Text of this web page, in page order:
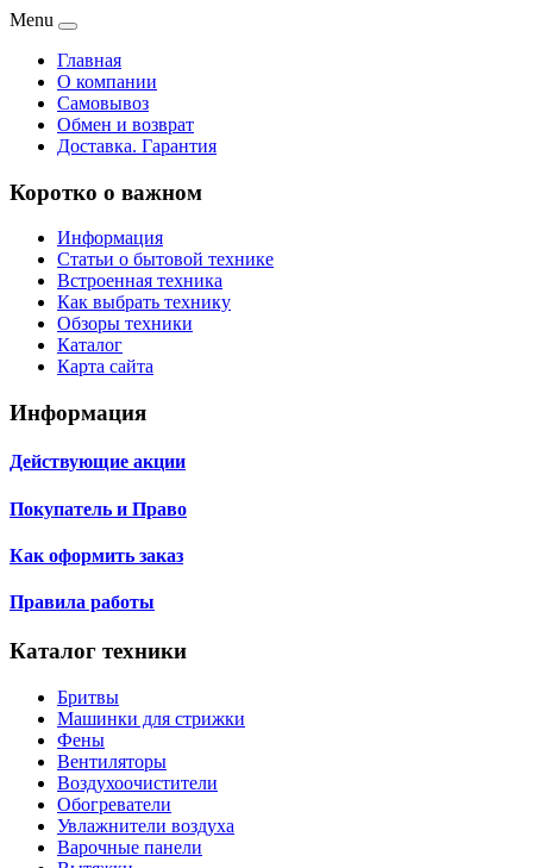
Menu
Главная
О компании
Самовывоз
Обмен и возврат
Доставка. Гарантия
Коротко о важном
Информация
Статьи о бытовой технике
Встроенная техника
Как выбрать технику
Обзоры техники
Каталог
Карта сайта
Информация
Действующие акции
Покупатель и Право
Как оформить заказ
Правила работы
Каталог техники
Бритвы
Машинки для стрижки
Фены
Вентиляторы
Воздухоочистители
Обогреватели
Увлажнители воздуха
Варочные панели